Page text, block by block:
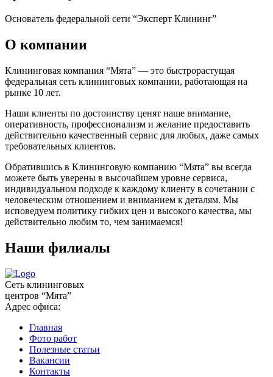
Основатель федеральной сети “Эксперт Клининг”
О компании
Клининговая компания “Мята” — это быстрорастущая
федеральная сеть клининговых компании, работающая на
рынке 10 лет.
Наши клиенты по достоинству ценят наше внимание,
оперативность, профессионализм и желание предоставить
действительно качественный сервис для любых, даже самых
требовательных клиентов.
Обратившись в Клининговую компанию “Мята” вы всегда
можете быть уверены в высочайшем уровне сервиса,
индивидуальном подходе к каждому клиенту в сочетании с
человеческим отношением и вниманием к деталям. Мы
исповедуем политику гибких цен и высокого качества, мы
действительно любим то, чем занимаемся!
Наши филиалы
Сеть клининговых
центров “Мята”
Адрес офиса:
Главная
Фото работ
Полезные статьи
Вакансии
Контакты